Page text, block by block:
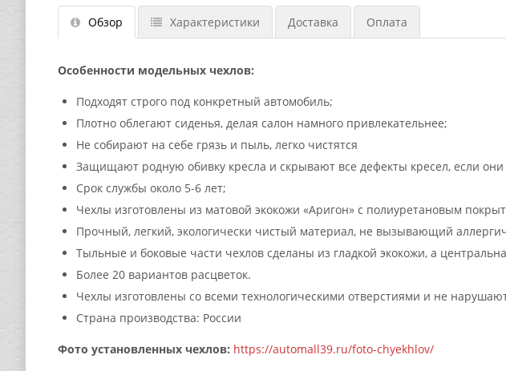
Обзор Характеристики Доставка Оплата
Особенности модельных чехлов:
Подходят строго под конкретный автомобиль;
Плотно облегают сиденья, делая салон намного привлекательнее;
Не собирают на себе грязь и пыль, легко чистятся
Защищают родную обивку кресла и скрывают все дефекты кресел, если
Срок службы около 5-6 лет;
Чехлы изготовлены из матовой экокожи «Аригон» с полиуретановым
Прочный, легкий, экологически чистый материал, не вызывающий
Тыльные и боковые части чехлов сделаны из гладкой экокожи, а
Более 20 вариантов расцветок.
Чехлы изготовлены со всеми технологическими отверстиями и не
Страна производства: России
Фото установленных чехлов: https://automall39.ru/foto-chyekhlov/